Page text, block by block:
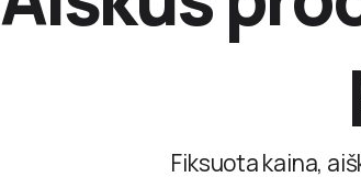
Fiksuota kaina,